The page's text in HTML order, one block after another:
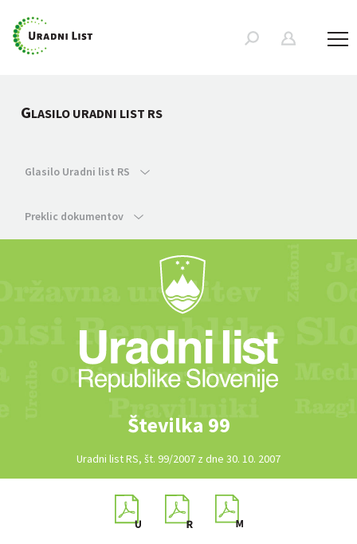
GLASILO URADNI LIST RS
Glasilo Uradni list RS
Preklic dokumentov
Številka 99
Uradni list RS, št. 99/2007 z dne 30. 10. 2007